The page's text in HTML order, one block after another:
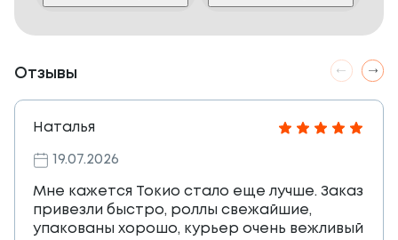
Отзывы
Наталья
19.07.2026
Мне кажется Токио стало еще лучше. Заказ
привезли быстро, роллы свежайшие,
упакованы хорошо, курьер очень вежливый